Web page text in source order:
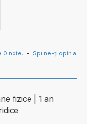
0 note. - Spune-ţi opinia
fizice | 1 an